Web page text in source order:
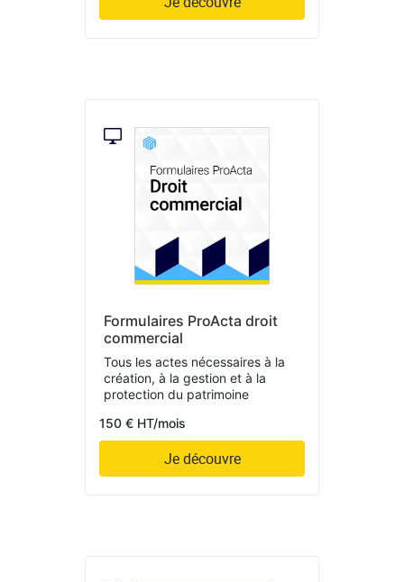
Formulaires ProActa droit
commercial
Tous les actes nécessaires à la
création, à la gestion et à la
protection du patrimoine
150 € HT/mois
Je découvre